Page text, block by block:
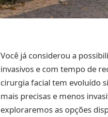
Você já considerou a
invasivos e com tempo de
cirurgia facial tem evoluído
mais precisas e menos
exploraremos as opções